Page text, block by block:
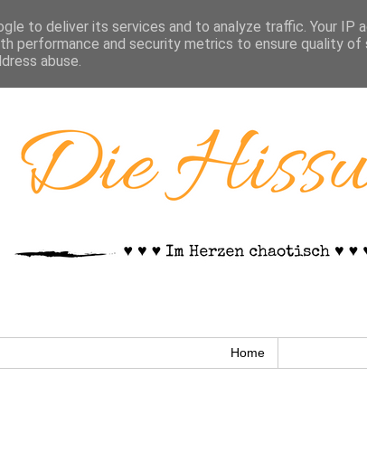
Home
to deliver its services and to analyze traffic. Your IP
performance and security metrics to ensure quality of
abuse.